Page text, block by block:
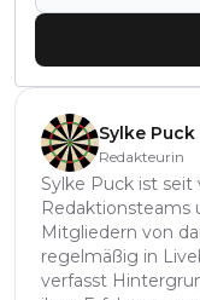
Sylke Puck
Redakteurin
Sylke Puck ist seit
Redaktionsteams
Mitgliedern von
regelmäßig in
verfasst